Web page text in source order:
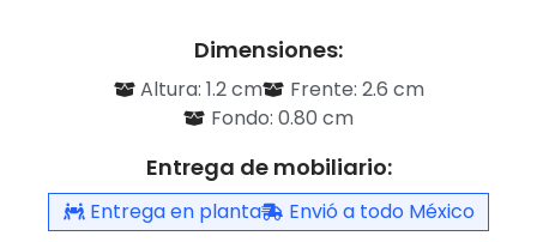
Dimensiones:
Altura: 1.2 cm
Frente: 2.6 cm
Fondo: 0.80 cm
Entrega de mobiliario:
Entrega en planta Envió a todo México